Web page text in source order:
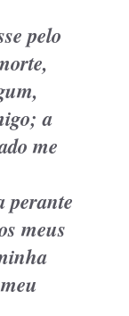
pelo
a
me
perante
meus